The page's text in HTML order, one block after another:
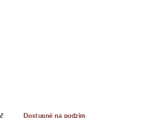
Dostupné na podzim